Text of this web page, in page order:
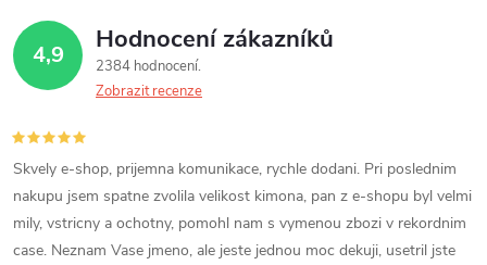
4,9 Hodnocení zákazníků
2384 hodnocení
Zobrazit recenze
Skvely e-shop, prijemna komunikace, rychle dodani. Pri poslednim
nakupu jsem spatne zvolila velikost kimona, pan z e-shopu byl velmi
mily, vstricny a ochotny, pomohl nam s vymenou zbozi v rekordnim
case. Neznam Vase jmeno, ale jeste jednou moc dekuji, usetril jste